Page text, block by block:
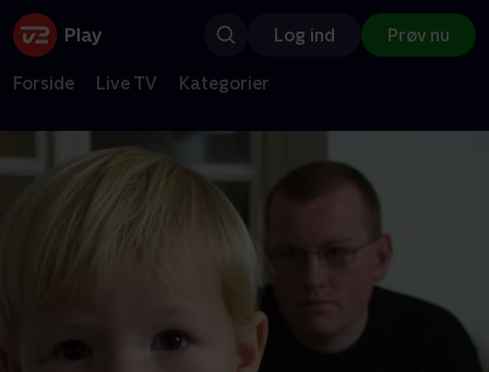
Log ind Prøv nu
Forside Live TV Kategorier